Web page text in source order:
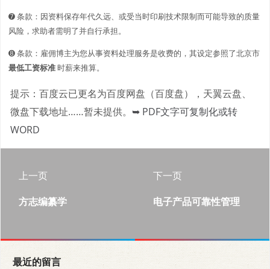
➐ 条款：因资料保存年代久远、或受当时印刷技术限制而可能导致的质量
风险，求助者需明了并自行承担。
➑ 条款：雇佣博主为您从事资料处理服务是收费的，其设定参照了北京市
最低工资标准时薪来推算。
提示：百度云已更名为百度网盘（百度盘），天翼云盘、
微盘下载地址……暂未提供。 ➥ PDF文字可复制化或转
WORD
上一页
方志编纂学
下一页
电子产品可靠性管理
最近的留言